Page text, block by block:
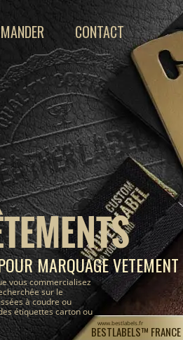
BESTLABELS™ FRANCE
www.bestlabels.fr
MARQUAGE VETEMENT
vous commercialisez
sur le
à coudre ou
étiquettes carton ou
CONTACT